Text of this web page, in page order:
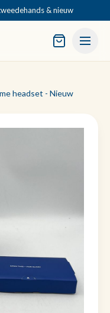
& nieuw
headset - Nieuw